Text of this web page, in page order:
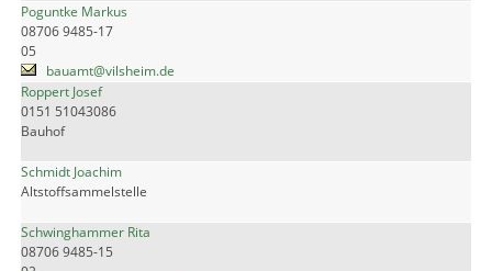
Poguntke Markus
08706 9485-17
05
bauamt@vilsheim.de
Roppert Josef
0151 51043086
Bauhof
Schmidt Joachim
Altstoffsammelstelle
Schwinghammer Rita
08706 9485-15